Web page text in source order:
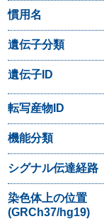
慣用名
遺伝子分類
遺伝子ID
転写産物ID
機能分類
シグナル伝達経路
染色体上の位置
(GRCh37/hg19)